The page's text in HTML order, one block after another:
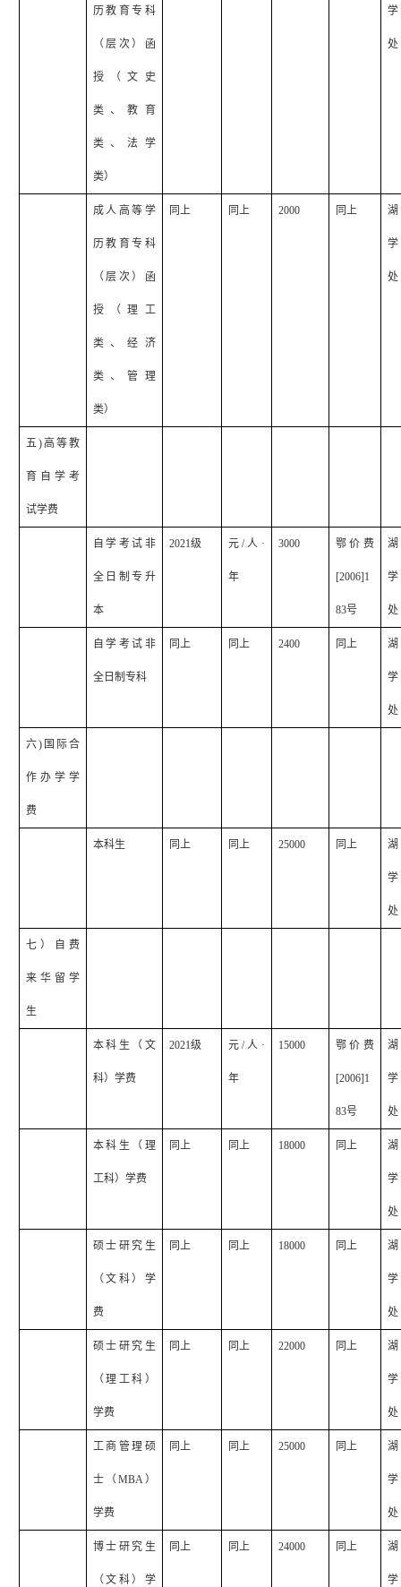
历教育专科
（层次）函
授（文史
类、教育
类、法学
类）
处
成人高等学
历教育专科
（层次）函
授（理工
类、经济
类、管理
类）
同上 同上 2000 同上
处
五)高等教
育自学考
试学费
自学考试非
全日制专升
本
2021级 元/人·
年
3000 鄂价费
[2006]1
83号 处
自学考试非
全日制专科
同上 同上 2400 同上
处
六)国际合
作办学学
费
本科生 同上 同上 25000 同上
处
七）自费
来华留学
生
本科生（文
科）学费
2021级 元/人·
年
15000 鄂价费
[2006]1
83号 处
本科生（理
工科）学费
同上 同上 18000 同上
处
硕士研究生
（文科）学
费
同上 同上 18000 同上
处
硕士研究生
（理工科）
学费
同上 同上 22000 同上
处
工商管理硕
士（MBA）
学费
同上 同上 25000 同上
处
博士研究生
（文科）学
同上 同上 24000 同上